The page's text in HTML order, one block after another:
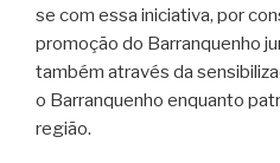
se com essa iniciativa, por
promoção do Barranquenho
também através da
o Barranquenho enquanto
região.